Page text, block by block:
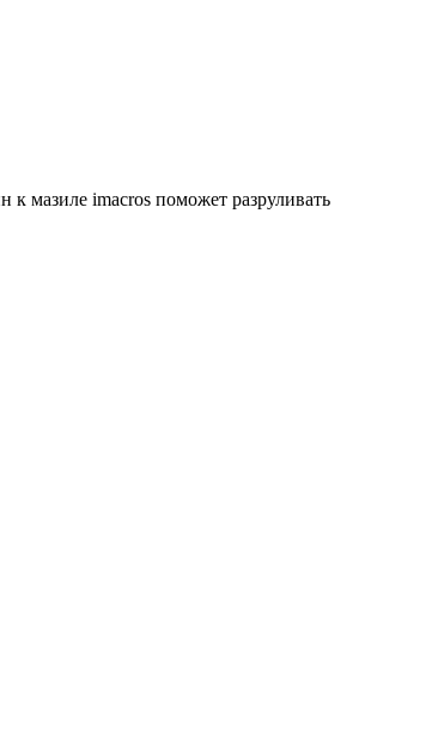
к мазиле imacros поможет разруливать